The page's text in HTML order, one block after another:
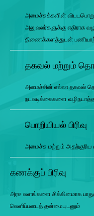
அமைச்சுக்களின்
அலுவலர்களுக்கு எதிராக
திணைக்களத்துடன்
தகவல் மற்றும்
அமைச்சின் எல்லா தகவல்
நடவடிக்கைகளை
பொறியியல் பிரிவு
அமைச்சு மற்றும்
கணக்குப் பிரிவு
அரச வளங்களை சிக்கினமாக
வெளிப்படைத் தன்மையுடனும்